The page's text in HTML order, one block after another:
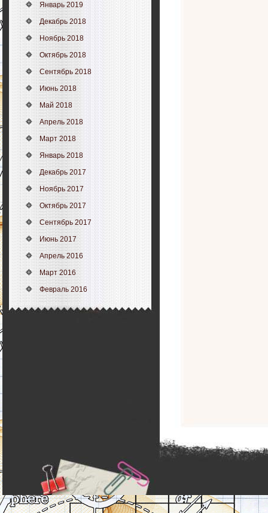
Январь 2019
Декабрь 2018
Ноябрь 2018
Октябрь 2018
Сентябрь 2018
Июнь 2018
Май 2018
Апрель 2018
Март 2018
Январь 2018
Декабрь 2017
Ноябрь 2017
Октябрь 2017
Сентябрь 2017
Июнь 2017
Апрель 2016
Март 2016
Февраль 2016